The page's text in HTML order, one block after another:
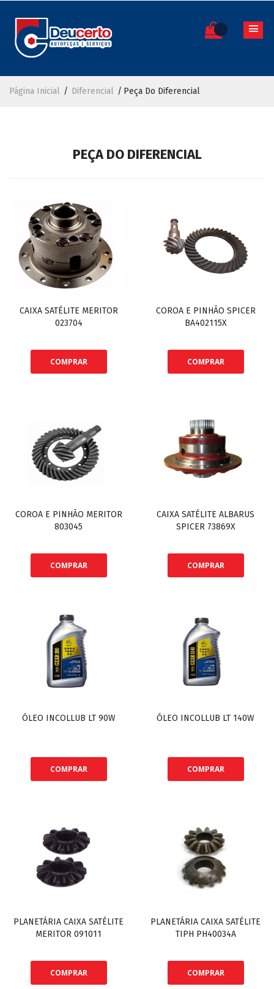
Página Inicial Diferencial Peça Do Diferencial
PEÇA DO DIFERENCIAL
CAIXA SATÉLITE MERITOR
023704
COMPRAR
COROA E PINHÃO SPICER
BA402115X
COMPRAR
COROA E PINHÃO MERITOR
803045
COMPRAR
CAIXA SATÉLITE ALBARUS
SPICER 73869X
COMPRAR
ÓLEO INCOLLUB LT 90W
COMPRAR
ÓLEO INCOLLUB LT 140W
COMPRAR
PLANETÁRIA CAIXA SATÉLITE
MERITOR 091011
COMPRAR
PLANETÁRIA CAIXA SATÉLITE
TIPH PH40034A
COMPRAR